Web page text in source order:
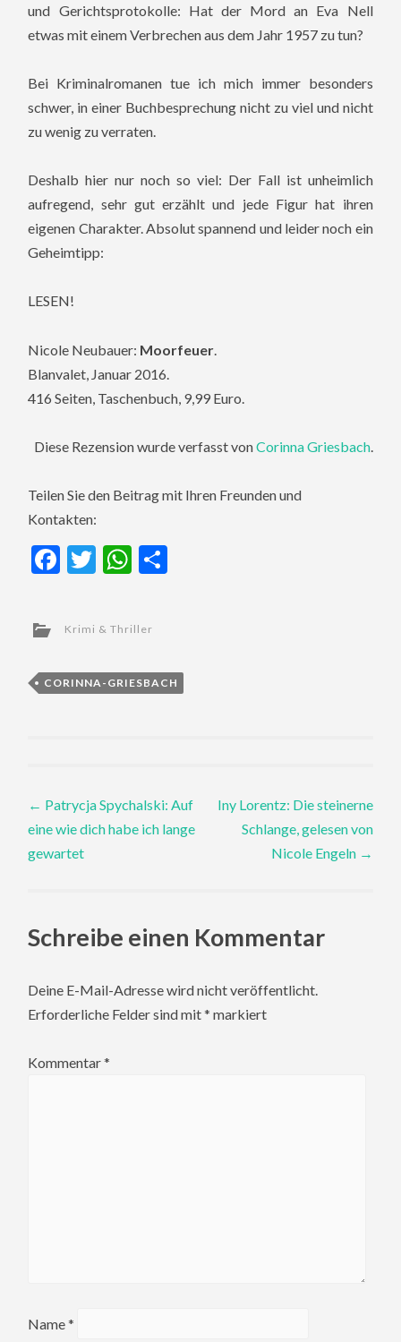
und Gerichtsprotokolle: Hat der Mord an Eva Nell
etwas mit einem Verbrechen aus dem Jahr 1957 zu tun?
Bei Kriminalromanen tue ich mich immer besonders
schwer, in einer Buchbesprechung nicht zu viel und nicht
zu wenig zu verraten.
Deshalb hier nur noch so viel: Der Fall ist unheimlich
aufregend, sehr gut erzählt und jede Figur hat ihren
eigenen Charakter. Absolut spannend und leider noch ein
Geheimtipp:
LESEN!
Nicole Neubauer: Moorfeuer
Blanvalet, Januar 2016.
416 Seiten, Taschenbuch, 9,99 Euro.
Diese Rezension wurde verfasst vonCorinna Griesbach.
Teilen Sie den Beitrag mit Ihren Freunden und
Kontakten:
Facebook
TwitterWhatsApp
Krimi & Thriller
CORINNA-GRIESBACH
Post
navigation
← Patrycja Spychalski: Auf
eine wie dich habe ich lange
gewartet
Iny Lorentz: Die steinerne
Schlange, gelesen von
Nicole Engeln →
Schreibe einen Kommentar
Deine E-Mail-Adresse wird nicht veröffentlicht.
Erforderliche Felder sind mit* markiert
Kommentar*
Name*